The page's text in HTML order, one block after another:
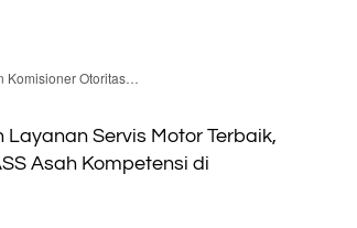
Komisioner Otoritas…
Servis Motor Terbaik,
Asah Kompetensi di